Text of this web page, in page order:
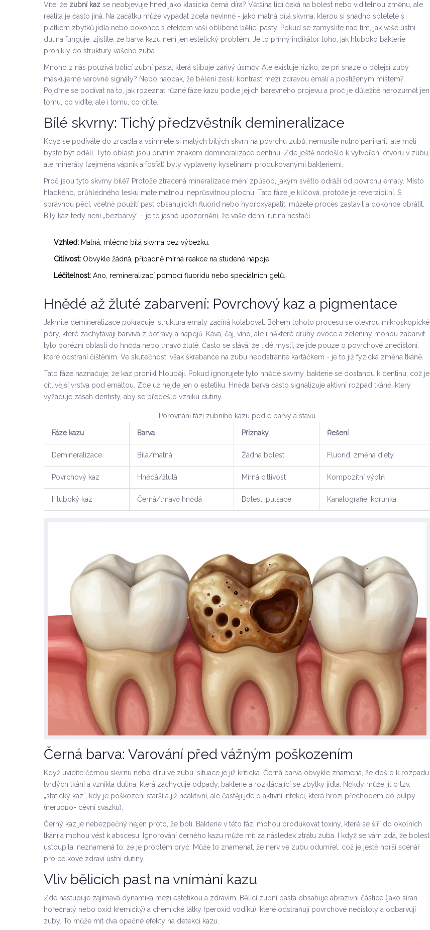
Víte, že zubní kaz se neobjevuje hned jako klasická černá díra? Většina lidí čeká na bolest nebo viditelnou změnu, ale
realita je často jiná. Na začátku může vypadat zcela nevinně - jako matná bílá skvrna, kterou si snadno spletete s
plátkem zbytků jídla nebo dokonce s efektem vaší oblíbené bělicí pasty. Pokud se zamyslíte nad tím, jak vaše ústní
dutina funguje, zjistíte, že barva kazu není jen estetický problém. Je to přímý indikátor toho, jak hluboko bakterie
pronikly do struktury vašeho zuba.
Mnoho z nás používá bělící zubní pasta , která slibuje zářivý úsměv. Ale existuje riziko, že při snaze o bělejší zuby
maskujeme varovné signály? Nebo naopak, že bělení zesílí kontrast mezi zdravou emalí a postiženým místem?
Pojďme se podívat na to, jak rozeznat různé fáze kazu podle jejich barevného projevu a proč je důležité nerozumět jen
tomu, co vidíte, ale i tomu, co cítíte.
Bílé skvrny: Tichý předzvěstník demineralizace
Když se podíváte do zrcadla a všimnete si malých bílých skvrn na povrchu zubů, nemusíte nutně panikařit, ale měli
byste být bdělí. Tyto oblasti jsou prvním znakem demineralizace dentinu . Zde ještě nedošlo k vytvoření otvoru v zubu,
ale minerály (zejména vápník a fosfát) byly vyplaveny kyselinami produkovanými bakteriemi.
Proč jsou tyto skvrny bílé? Protože ztracená mineralizace mění způsob, jakým světlo odráží od povrchu emaly. Místo
hladkého, průhledného lesku máte matnou, neprůsvitnou plochu. Tato fáze je klíčová, protože je reverzibilní. S
správnou péčí, včetně použití past obsahujících fluorid nebo hydroxyapatit, můžete proces zastavit a dokonce obrátit.
Bílý kaz tedy není „bezbarvý“ - je to jasné upozornění, že vaše denní rutina nestačí.
Vzhled: Matná, mléčně bílá skvrna bez výbežku.
Citlivost: Obvykle žádná, případně mírná reakce na studené nápoje.
Léčitelnost: Ano, remineralizací pomocí fluoridu nebo speciálních gelů.
Hnědé až žluté zabarvení: Povrchový kaz a pigmentace
Jakmile demineralizace pokračuje, struktura emaly začíná kolabovat. Během tohoto procesu se otevřou mikroskopické
póry, které zachytávají barviva z potravy a nápojů. Káva, čaj, víno, ale i některé druhy ovoce a zeleniny mohou zabarvit
tyto porézní oblasti do hněda nebo tmavě žluté. Často se stává, že lidé myslí, že jde pouze o povrchové znečištění,
které odstraní čištěním. Ve skutečnosti však škrabance na zubu neodstraníte kartáčkem - je to již fyzická změna tkáně.
Tato fáze naznačuje, že kaz pronikl hlouběji. Pokud ignorujete tyto hnědé skvrny, bakterie se dostanou k dentinu , což je
citlivější vrstva pod emaltou. Zde už nejde jen o estetiku. Hnědá barva často signalizuje aktivní rozpad tkáně, který
vyžaduje zásah dentisty, aby se předešlo vzniku dutiny.
Porovnání fází zubního kazu podle barvy a stavu
Fáze kazu Barva Příznaky Řešení
Demineralizace Bílá/matná Žádná bolest Fluorid, změna diety
Povrchový kaz Hnědá/žlutá Mírná citlivost Kompozitní výplň
Hluboký kaz Černá/tmavě hnědá Bolest, pulsace Kanalografie, korunka
Černá barva: Varování před vážným poškozením
Když uvidíte černou skvrnu nebo díru ve zubu, situace je již kritická. Černá barva obvykle znamená, že došlo k rozpadu
tvrdých tkání a vznikla dutina, která zachycuje odpady, bakterie a rozkládající se zbytky jídla. Někdy může jít o tzv.
„statický kaz“, kdy je poškození starší a již neaktivní, ale častěji jde o aktivní infekci, která hrozí přechodem do pulpy
(nerвово- cévní svazku).
Černý kaz je nebezpečný nejen proto, že bolí. Bakterie v této fázi mohou produkovat toxiny, které se šíří do okolních
tkání a mohou vést k abscesu. Ignorování černého kazu může mít za následek ztrátu zuba. I když se vám zdá, že bolest
ustoupila, neznamená to, že je problém pryč. Může to znamenat, že nerv ve zubu odumřel, což je ještě horší scénář
pro celkové zdraví ústní dutiny.
Vliv bělicích past na vnímání kazu
Zde nastupuje zajímavá dynamika mezi estetikou a zdravím. Bělící zubní pasta obsahuje abrazivní částice (jako síran
hořečnatý nebo oxid křemičitý) a chemické látky (peroxid vodíku), které odstraňují povrchové nečistoty a odbarvují
zuby. To může mít dva opačné efekty na detekci kazu.